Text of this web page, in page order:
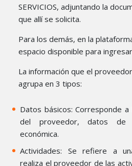
SERVICIOS, adjuntando la
que allí se solicita.
Para los demás, en la
espacio disponible para
La información que el
agrupa en 3 tipos:
Datos básicos: Corresponde a
del proveedor, datos de
económica.
Actividades: Se refiere a
realiza el proveedor de las